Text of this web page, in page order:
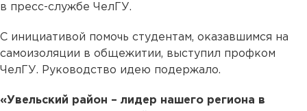
в пресс-службе ЧелГУ.
С инициативой помочь студентам, оказавшимся на
самоизоляции в общежитии, выступил профком
ЧелГУ. Руководство идею подержало.
«Увельский район – лидер нашего региона в